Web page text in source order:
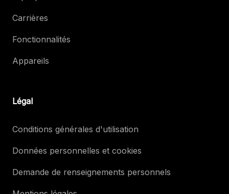
Carrières
Fonctionnalités
Appareils
Légal
Conditions générales d'utilisation
Données personnelles et cookies
Demande de renseignements personnels